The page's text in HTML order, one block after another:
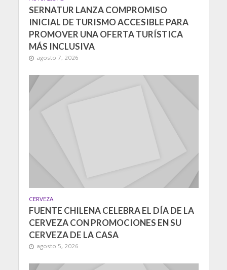
SERNATUR LANZA COMPROMISO
INICIAL DE TURISMO ACCESIBLE PARA
PROMOVER UNA OFERTA TURÍSTICA
MÁS INCLUSIVA
agosto 7, 2026
CERVEZA
FUENTE CHILENA CELEBRA EL DÍA DE LA
CERVEZA CON PROMOCIONES EN SU
CERVEZA DE LA CASA
agosto 5, 2026